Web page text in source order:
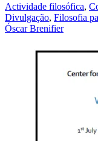
Actividade filosófica,
Divulgação, Filosofia
Óscar Brenifier